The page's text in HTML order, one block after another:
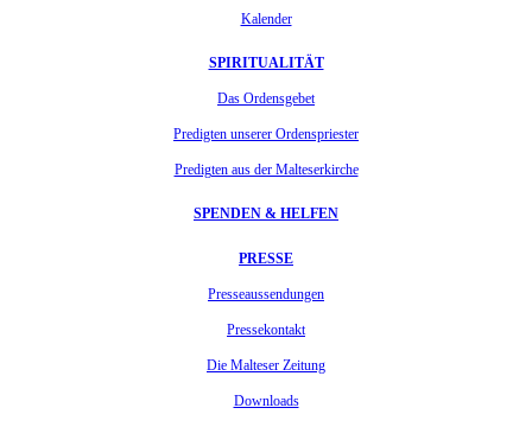
Kalender
SPIRITUALITÄT
Das Ordensgebet
Predigten unserer Ordenspriester
Predigten aus der Malteserkirche
SPENDEN & HELFEN
PRESSE
Presseaussendungen
Pressekontakt
Die Malteser Zeitung
Downloads